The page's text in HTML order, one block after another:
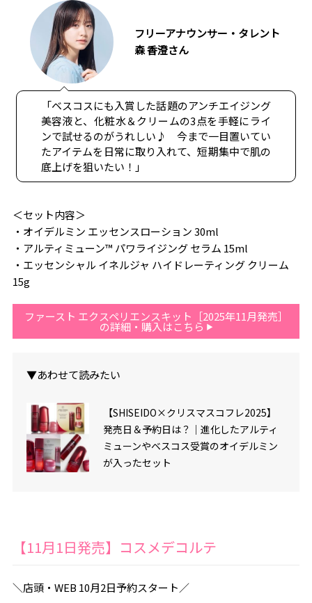
フリーアナウンサー・タレント
森 香澄さん
「ベスコスにも入賞した話題のアンチエイジング
美容液と、化粧水＆クリームの3点を手軽にライ
ンで試せるのがうれしい♪ 今まで一目置いてい
たアイテムを日常に取り入れて、短期集中で肌の
底上げを狙いたい！」
＜セット内容＞
・オイデルミン エッセンスローション 30ml
・アルティミューン™ パワライジング セラム 15ml
・エッセンシャル イネルジャ ハイドレーティング クリーム
15g
ファースト エクスペリエンスキット［2025年11月発売］
の詳細・購入はこちら
▼あわせて読みたい
【SHISEIDO×クリスマスコフレ2025】
発売日＆予約日は？｜進化したアルティ
ミューンやベスコス受賞のオイデルミン
が入ったセット
【11月1日発売】コスメデコルテ
＼店頭・WEB 10月2日予約スタート／